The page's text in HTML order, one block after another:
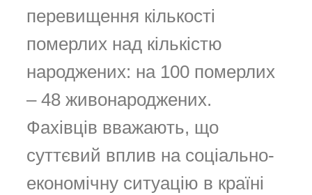
перевищення кількості
померлих над кількістю
народжених: на 100 померлих
– 48 живонароджених.
Фахівців вважають, що
суттєвий вплив на соціально-
економічну ситуацію в країні